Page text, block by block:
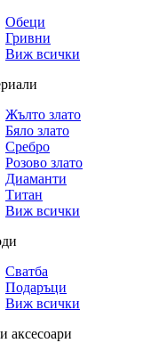
Обеци
Гривни
Виж всички
Жълто злато
Бяло злато
Сребро
Розово злато
Диаманти
Титан
Виж всички
Сватба
Подаръци
Виж всички
аксесоари